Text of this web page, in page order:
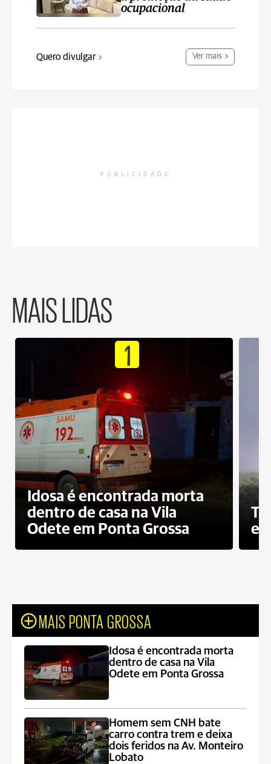
ocupacional
Quero divulgar Ver mais
PUBLICIDADE
MAIS LIDAS
1
Idosa é encontrada morta
dentro de casa na Vila
Odete em Ponta Grossa
e
MAIS PONTA GROSSA
Idosa é encontrada morta
dentro de casa na Vila
Odete em Ponta Grossa
Homem sem CNH bate
carro contra trem e deixa
dois feridos na Av. Monteiro
Lobato